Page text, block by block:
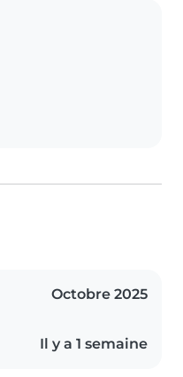
Octobre 2025
Il y a 1 semaine